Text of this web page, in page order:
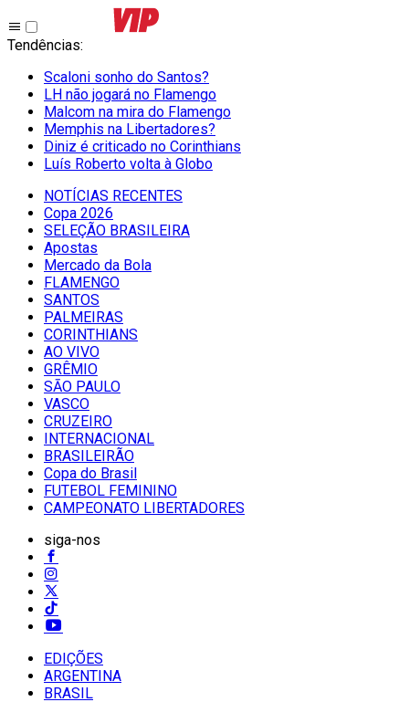
Tendências:
Scaloni sonho do Santos?
LH não jogará no Flamengo
Malcom na mira do Flamengo
Memphis na Libertadores?
Diniz é criticado no Corinthians
Luís Roberto volta à Globo
NOTÍCIAS RECENTES
Copa 2026
SELEÇÃO BRASILEIRA
Apostas
Mercado da Bola
FLAMENGO
SANTOS
PALMEIRAS
CORINTHIANS
AO VIVO
GRÊMIO
SĀO PAULO
VASCO
CRUZEIRO
INTERNACIONAL
BRASILEIRÃO
Copa do Brasil
FUTEBOL FEMININO
CAMPEONATO LIBERTADORES
siga-nos
EDIÇÕES
ARGENTINA
BRASIL